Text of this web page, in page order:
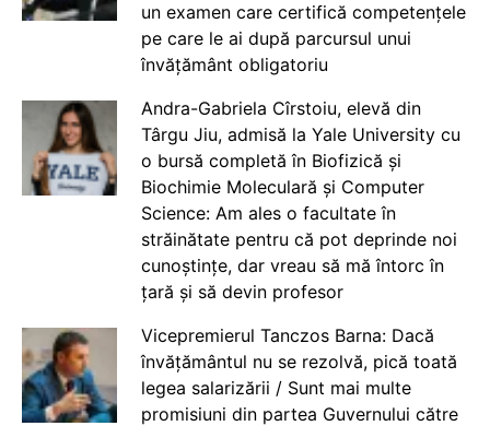
un examen care certifică competențele
pe care le ai după parcursul unui
învățământ obligatoriu
Andra-Gabriela Cîrstoiu, elevă din
Târgu Jiu, admisă la Yale University cu
o bursă completă în Biofizică și
Biochimie Moleculară și Computer
Science: Am ales o facultate în
străinătate pentru că pot deprinde noi
cunoștințe, dar vreau să mă întorc în
țară și să devin profesor
Vicepremierul Tanczos Barna: Dacă
învățământul nu se rezolvă, pică toată
legea salarizării / Sunt mai multe
promisiuni din partea Guvernului către